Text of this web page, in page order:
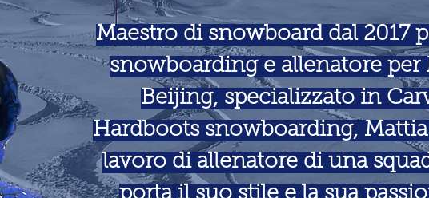
Maestro di snowboard dal 2017
snowboarding e allenatore per
Beijing, specializzato in
Hardboots snowboarding,
lavoro di allenatore di una